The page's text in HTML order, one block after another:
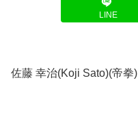
LINE
佐藤 幸治(Koji Sato)(帝拳)